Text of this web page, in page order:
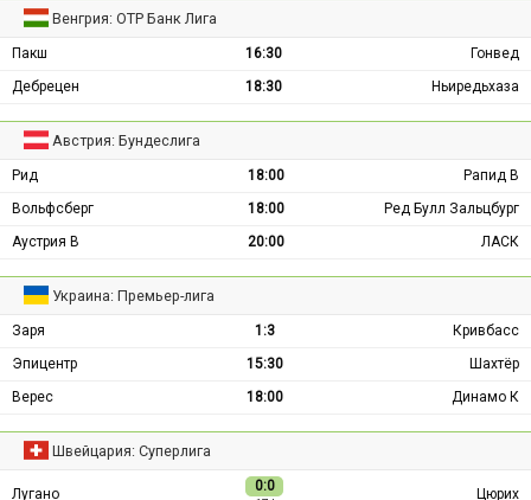
Венгрия: ОТР Банк Лига
Пакш 16:30
Гонвед
Дебрецен
18:30 Ньиредьхаза
Австрия: Бундеслига
Рид 18:00
Рапид В
Вольфсберг
18:00
Ред Булл Зальцбург
Аустрия В
20:00 ЛАСК
Украина: Премьер-лига
Заря 1:3
Кривбасс
Эпицентр
15:30
Шахтёр
Верес
18:00 Динамо К
Швейцария: Суперлига
Лугано 0:0 Цюрих